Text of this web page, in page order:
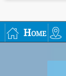
Home